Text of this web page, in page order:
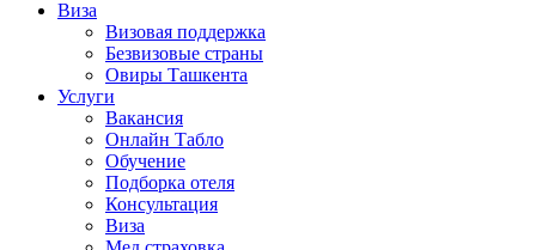
Виза
Визовая поддержка
Безвизовые страны
Овиры Ташкента
Услуги
Вакансия
Онлайн Табло
Обучение
Подборка отеля
Консультация
Виза